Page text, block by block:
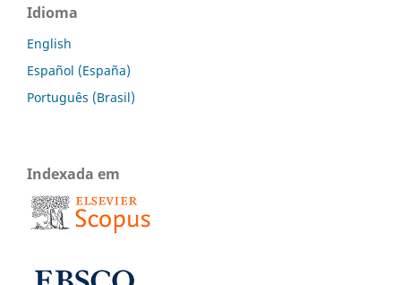
Idioma
English
Español (España)
Português (Brasil)
Indexada em